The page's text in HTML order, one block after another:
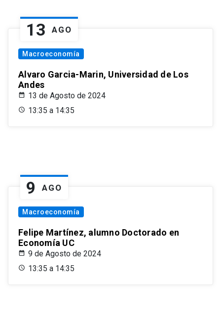
13 AGO
Macroeconomía
Alvaro Garcia-Marin, Universidad de Los
Andes
13 de Agosto de 2024
13:35 a 14:35
9 AGO
Macroeconomía
Felipe Martínez, alumno Doctorado en
Economía UC
9 de Agosto de 2024
13:35 a 14:35